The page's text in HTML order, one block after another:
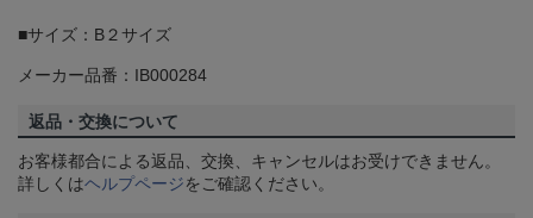
■サイズ：B２サイズ
メーカー品番：IB000284
返品・交換について
お客様都合による返品、交換、キャンセルはお受けできません。
詳しくはヘルプページをご確認ください。